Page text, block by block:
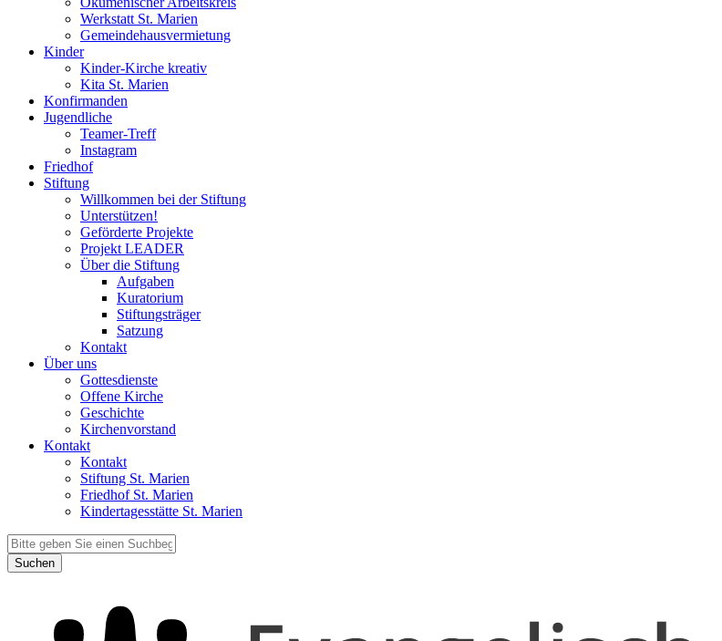
Werkstatt St. Marien
Gemeindehausvermietung
Kinder
Kinder-Kirche kreativ
Kita St. Marien
Konfirmanden
Jugendliche
Teamer-Treff
Instagram
Friedhof
Stiftung
Willkommen bei der Stiftung
Unterstützen!
Geförderte Projekte
Projekt LEADER
Über die Stiftung
Aufgaben
Kuratorium
Stiftungsträger
Satzung
Kontakt
Über uns
Gottesdienste
Offene Kirche
Geschichte
Kirchenvorstand
Kontakt
Kontakt
Stiftung St. Marien
Friedhof St. Marien
Kindertagesstätte St. Marien
Suchen